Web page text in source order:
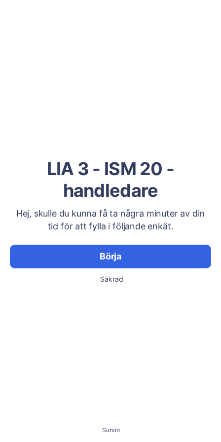
LIA 3 - ISM 20 -
handledare
Hej, skulle du kunna få ta några minuter av din
tid för att fylla i följande enkät.
Börja
Säkrad
Survio